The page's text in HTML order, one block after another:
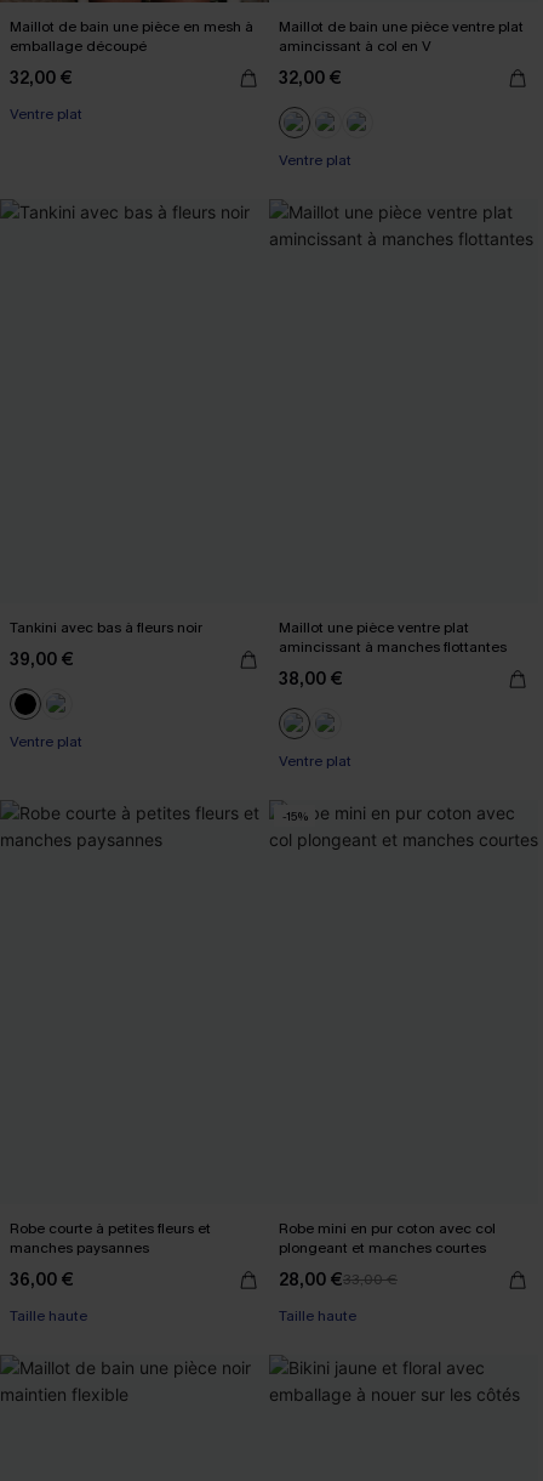
Maillot de bain une pièce en mesh à
emballage découpé
32,00 €
Ventre plat
Maillot de bain une pièce ventre plat
amincissant à col en V
32,00 €
Ventre plat
Tankini avec bas à fleurs noir
39,00 €
Ventre plat
Maillot une pièce ventre plat
amincissant à manches flottantes
38,00 €
Ventre plat
Robe courte à petites fleurs et
manches paysannes
36,00 €
Taille haute
-15%
Robe mini en pur coton avec col
plongeant et manches courtes
28,00 €33,00 €
Taille haute